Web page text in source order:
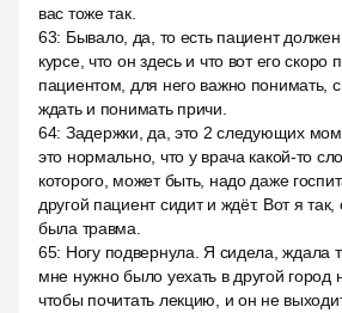
вас тоже так.
63: Бывало, да, то есть пациент
курсе, что он здесь и что вот его скоро
пациентом, для него важно понимать,
ждать и понимать причи.
64: Задержки, да, это 2 следующих
это нормально, что у врача какой-то
которого, может быть, надо даже
другой пациент сидит и ждёт. Вот я
была травма.
65: Ногу подвернула. Я сидела, ждала
мне нужно было уехать в другой город
чтобы почитать лекцию, и он не